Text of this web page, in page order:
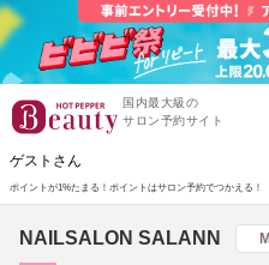
国内最大級の
サロン予約サイト
ゲストさん
ポイントが1%たまる！ ポイントはサロン予約でつかえる！
NAILSALON SALANN